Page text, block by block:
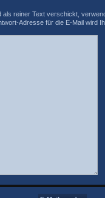
als reiner Text verschickt,
Adresse für die E-Mail wird